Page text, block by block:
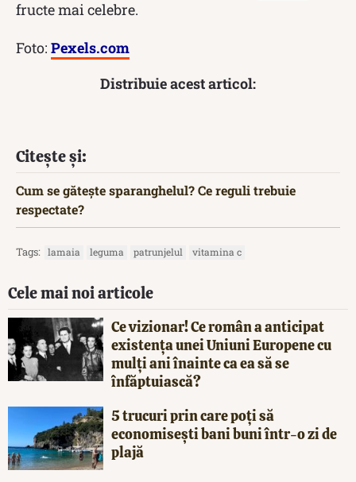
fructe mai celebre.
Foto: Pexels.com
Distribuie acest articol:
Citește și:
Cum se gătește sparanghelul? Ce reguli trebuie
respectate?
Tags: lamaia leguma patrunjelul vitamina c
Cele mai noi articole
Ce vizionar! Ce român a anticipat
existența unei Uniuni Europene cu
mulți ani înainte ca ea să se
înfăptuiască?
5 trucuri prin care poți să
economisești bani buni într-o zi de
plajă